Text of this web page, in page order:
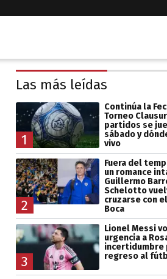
Las más leídas
1
Continúa la
Torneo
partidos se
sábado y
vivo
2
Fuera del
un romance
Guillermo
Schelotto
cruzarse con
Boca
3
Lionel Messi
urgencia a
incertidumbre
regreso al